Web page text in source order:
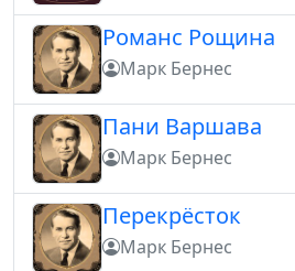
Романс Рощина
Марк Бернес
Пани Варшава
Марк Бернес
Перекрёсток
Марк Бернес